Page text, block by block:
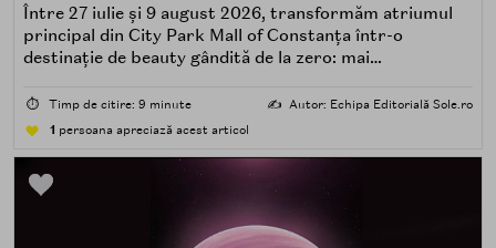
Între 27 iulie și 9 august 2026, transformăm atriumul
principal din City Park Mall of Constanța într-o
destinație de beauty gândită de la zero: mai
care îți place, de fapt, să descoperi produse — testând,
atingând, comparând, întrebând.
⏱️ Timp de citire: 9 minute ✍️ Autor: Echipa Editorială Sole.ro
1 persoana apreciază acest articol